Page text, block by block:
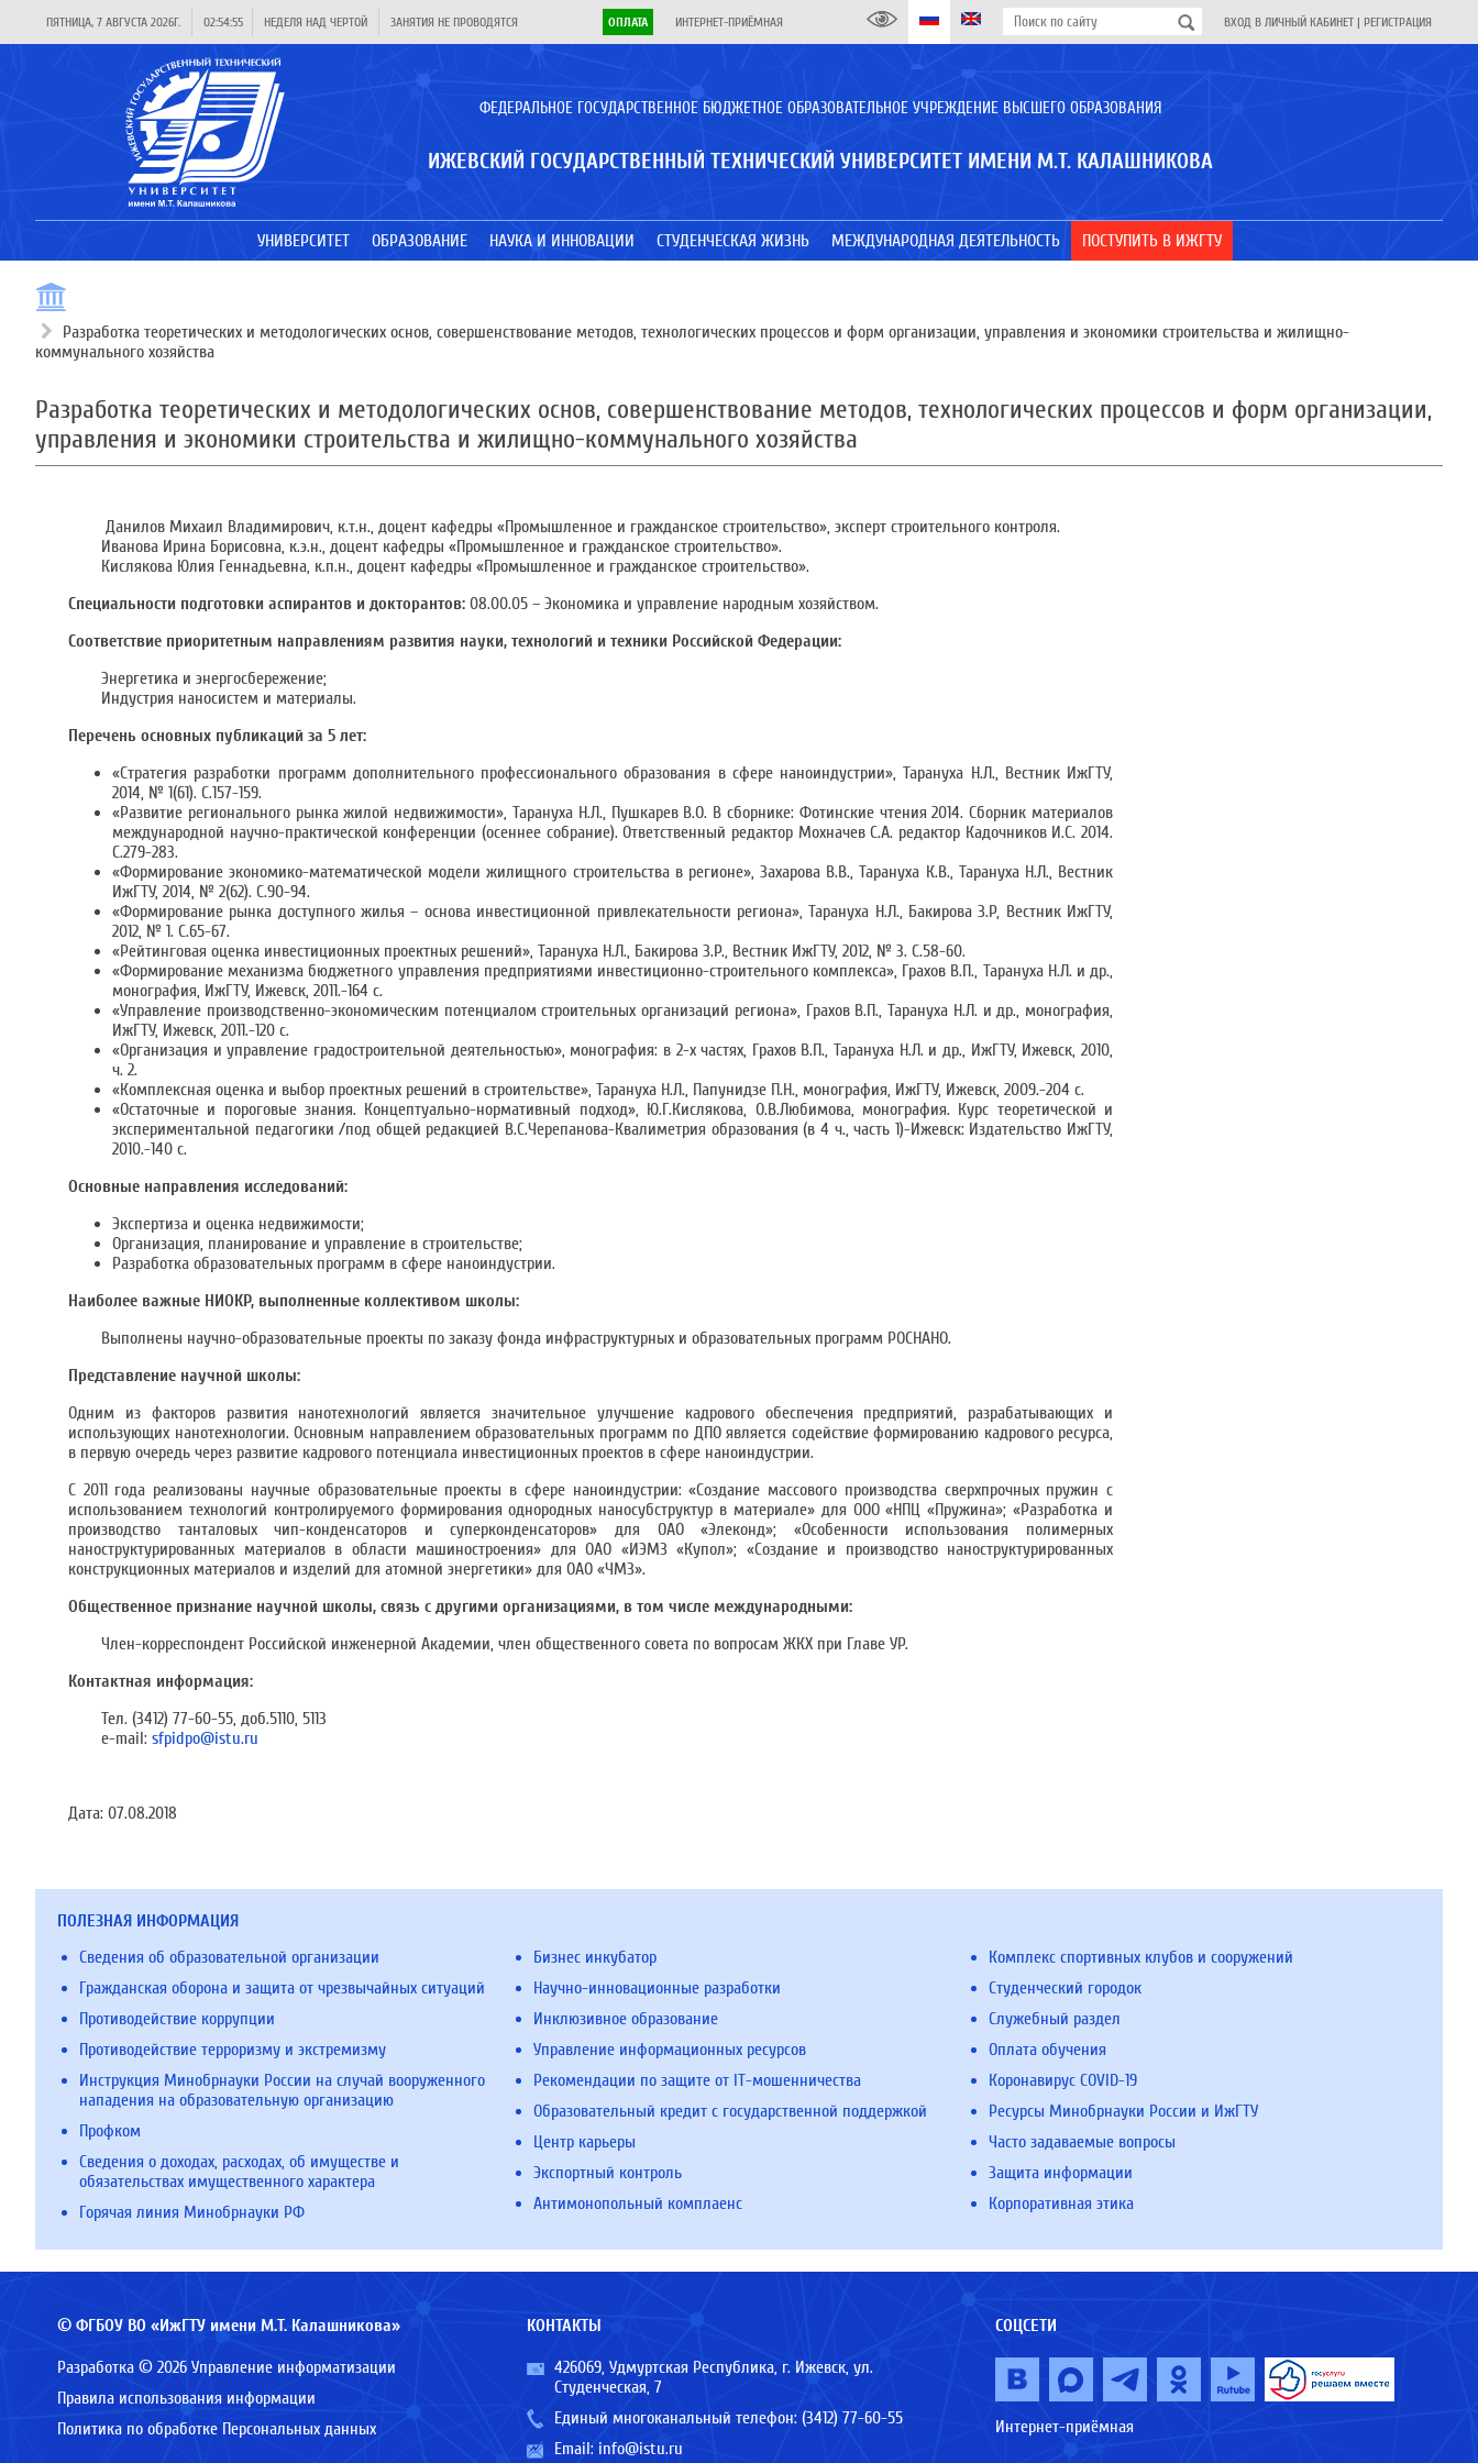
ПЯТНИЦА, 7 АВГУСТА 2026Г. 02:54:56 НЕДЕЛЯ НАД ЧЕРТОЙ ЗАНЯТИЯ НЕ ПРОВОДЯТСЯ ОПЛАТА ИНТЕРНЕТ-ПРИЁМНАЯ ВХОД В ЛИЧНЫЙ КАБИНЕТ | РЕГИСТРАЦИЯ
ФЕДЕРАЛЬНОЕ ГОСУДАРСТВЕННОЕ БЮДЖЕТНОЕ ОБРАЗОВАТЕЛЬНОЕ УЧРЕЖДЕНИЕ ВЫСШЕГО ОБРАЗОВАНИЯ
ИЖЕВСКИЙ ГОСУДАРСТВЕННЫЙ ТЕХНИЧЕСКИЙ УНИВЕРСИТЕТ ИМЕНИ М.Т. КАЛАШНИКОВА
УНИВЕРСИТЕТ ОБРАЗОВАНИЕ НАУКА И ИННОВАЦИИ СТУДЕНЧЕСКАЯ ЖИЗНЬ МЕЖДУНАРОДНАЯ ДЕЯТЕЛЬНОСТЬ ПОСТУПИТЬ В ИЖГТУ
Разработка теоретических и методологических основ, совершенствование методов, технологических процессов и форм организации, управления и экономики строительства и жилищно-
коммунального хозяйства
Разработка теоретических и методологических основ, совершенствование методов, технологических процессов и форм организации,
управления и экономики строительства и жилищно-коммунального хозяйства
Данилов Михаил Владимирович, к.т.н., доцент кафедры «Промышленное и гражданское строительство», эксперт строительного контроля.
Иванова Ирина Борисовна, к.э.н., доцент кафедры «Промышленное и гражданское строительство».
Кислякова Юлия Геннадьевна, к.п.н., доцент кафедры «Промышленное и гражданское строительство».
Специальности подготовки аспирантов и докторантов: 08.00.05 – Экономика и управление народным хозяйством.
Соответствие приоритетным направлениям развития науки, технологий и техники Российской Федерации:
Энергетика и энергосбережение;
Индустрия наносистем и материалы.
Перечень основных публикаций за 5 лет:
«Стратегия разработки программ дополнительного профессионального образования в сфере наноиндустрии», Тарануха Н.Л., Вестник ИжГТУ,
2014, № 1(61). С.157-159.
«Развитие регионального рынка жилой недвижимости», Тарануха Н.Л., Пушкарев В.О. В сборнике: Фотинские чтения 2014. Сборник материалов
международной научно-практической конференции (осеннее собрание). Ответственный редактор Мохначев С.А. редактор Кадочников И.С. 2014.
С.279-283.
«Формирование экономико-математической модели жилищного строительства в регионе», Захарова В.В., Тарануха К.В., Тарануха Н.Л., Вестник
ИжГТУ, 2014, № 2(62). С.90-94.
«Формирование рынка доступного жилья – основа инвестиционной привлекательности региона», Тарануха Н.Л., Бакирова З.Р, Вестник ИжГТУ,
2012, № 1. С.65-67.
«Рейтинговая оценка инвестиционных проектных решений», Тарануха Н.Л., Бакирова З.Р., Вестник ИжГТУ, 2012, № 3. С.58-60.
«Формирование механизма бюджетного управления предприятиями инвестиционно-строительного комплекса», Грахов В.П., Тарануха Н.Л. и др.,
монография, ИжГТУ, Ижевск, 2011.-164 с.
«Управление производственно-экономическим потенциалом строительных организаций региона», Грахов В.П., Тарануха Н.Л. и др., монография,
ИжГТУ, Ижевск, 2011.-120 с.
«Организация и управление градостроительной деятельностью», монография: в 2-х частях, Грахов В.П., Тарануха Н.Л. и др., ИжГТУ, Ижевск, 2010,
ч. 2.
«Комплексная оценка и выбор проектных решений в строительстве», Тарануха Н.Л., Папунидзе П.Н., монография, ИжГТУ, Ижевск, 2009.-204 с.
«Остаточные и пороговые знания. Концептуально-нормативный подход», Ю.Г.Кислякова, О.В.Любимова, монография. Курс теоретической и
экспериментальной педагогики /под общей редакцией В.С.Черепанова-Квалиметрия образования (в 4 ч., часть 1)-Ижевск: Издательство ИжГТУ,
2010.-140 с.
Основные направления исследований:
Экспертиза и оценка недвижимости;
Организация, планирование и управление в строительстве;
Разработка образовательных программ в сфере наноиндустрии.
Наиболее важные НИОКР, выполненные коллективом школы:
Выполнены научно-образовательные проекты по заказу фонда инфраструктурных и образовательных программ РОСНАНО.
Представление научной школы:
Одним из факторов развития нанотехнологий является значительное улучшение кадрового обеспечения предприятий, разрабатывающих и
использующих нанотехнологии. Основным направлением образовательных программ по ДПО является содействие формированию кадрового ресурса,
в первую очередь через развитие кадрового потенциала инвестиционных проектов в сфере наноиндустрии.
С 2011 года реализованы научные образовательные проекты в сфере наноиндустрии: «Создание массового производства сверхпрочных пружин с
использованием технологий контролируемого формирования однородных наносубструктур в материале» для ООО «НПЦ «Пружина»; «Разработка и
производство танталовых чип-конденсаторов и суперконденсаторов» для ОАО «Элеконд»; «Особенности использования полимерных
наноструктурированных материалов в области машиностроения» для ОАО «ИЭМЗ «Купол»; «Создание и производство наноструктурированных
конструкционных материалов и изделий для атомной энергетики» для ОАО «ЧМЗ».
Общественное признание научной школы, связь с другими организациями, в том числе международными:
Член-корреспондент Российской инженерной Академии, член общественного совета по вопросам ЖКХ при Главе УР.
Контактная информация:
Тел. (3412) 77-60-55, доб.5110, 5113
e-mail: sfpidpo@istu.ru
Дата: 07.08.2018
ПОЛЕЗНАЯ ИНФОРМАЦИЯ
Сведения об образовательной организации
Гражданская оборона и защита от чрезвычайных ситуаций
Противодействие коррупции
Противодействие терроризму и экстремизму
Инструкция Минобрнауки России на случай вооруженного
нападения на образовательную организацию
Профком
Сведения о доходах, расходах, об имуществе и
обязательствах имущественного характера
Горячая линия Минобрнауки РФ
Бизнес инкубатор
Научно-инновационные разработки
Инклюзивное образование
Управление информационных ресурсов
Рекомендации по защите от IT-мошенничества
Образовательный кредит с государственной поддержкой
Центр карьеры
Экспортный контроль
Антимонопольный комплаенс
Комплекс спортивных клубов и сооружений
Студенческий городок
Служебный раздел
Оплата обучения
Коронавирус COVID-19
Ресурсы Минобрнауки России и ИжГТУ
Часто задаваемые вопросы
Защита информации
Корпоративная этика
© ФГБОУ ВО «ИжГТУ имени М.Т. Калашникова»
Разработка © 2026 Управление информатизации
Правила использования информации
Политика по обработке Персональных данных
КОНТАКТЫ
426069, Удмуртская Республика, г. Ижевск, ул.
Студенческая, 7
Единый многоканальный телефон: (3412) 77-60-55
Email: info@istu.ru
СОЦСЕТИ
Интернет-приёмная